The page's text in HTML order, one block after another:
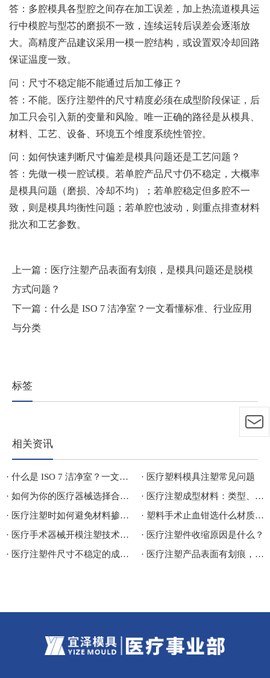
答：多腔模具各型腔之间存在加工误差，加上热流道模具运
行中模腔与型芯的磨损不一致，连续运转后误差会逐渐放
大。高精度产品建议采用一模一腔结构，或设置双冷却回路
保证温度一致。
问：尺寸不稳定能不能通过后加工修正？
答：不能。医疗注塑件的尺寸精度必须在成型阶段保证，后
加工只会引入新的变量和风险。唯一正确的路径是从模具、
材料、工艺、设备、环境五个维度系统性管控。
问：如何快速判断尺寸偏差是模具问题还是工艺问题？
答：先做一模一腔试模。若单腔产品尺寸仍不稳定，大概率
是模具问题（磨损、冷却不均）；若单腔稳定但多腔不一
致，则是模具均衡性问题；若单腔也波动，则重点排查材料
批次和工艺参数。
上一篇： 医疗注塑产品表面有划痕，是模具问题还是脱模
方式问题？
下一篇： 什么是 ISO 7 洁净室？一文看懂标准、行业应用
与分类
标签
相关资讯
· 什么是 ISO 7 洁净室？一文看懂标准、行业应用与分类
· 医疗塑料模具注塑常见问题
· 如何为你的医疗器械选择合规且无菌的医疗包材？
· 医疗注塑成型材料：类型、差异、行业应用及价格成本对比
· 医疗注塑时如何避免材料掺假造成损失
· 塑料手术止血钳选什么材质比较好
· 医疗手术器械开模注塑技术探讨
· 医疗注塑件收缩原因是什么？
· 医疗注塑件尺寸不稳定的成因及解决方案
· 医疗注塑产品表面有划痕，是模具问题还是脱模方式问题？